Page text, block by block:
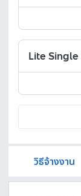
Lite
วิธีจ้างงาน